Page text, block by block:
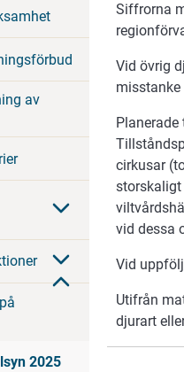
av
2025
Siffrorna
Vid övrig
misstanke
cirkusar
storskaligt
vid dessa
Vid
Utifrån
djurart